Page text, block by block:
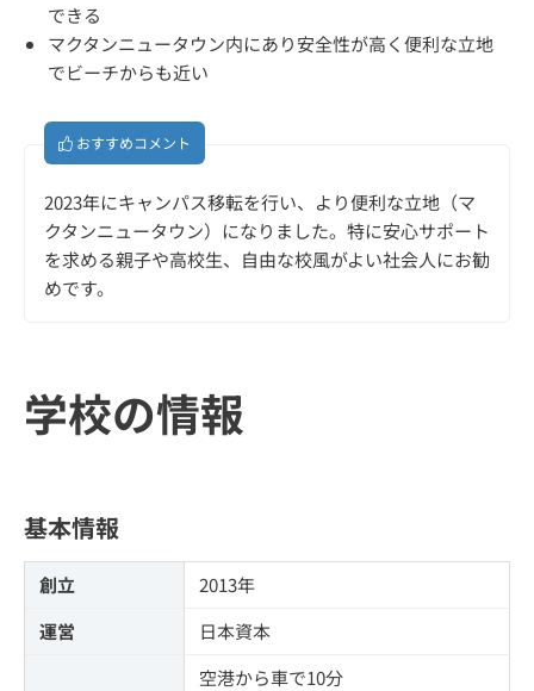
できる
マクタンニュータウン内にあり安全性が高く便利な立地
でビーチからも近い
おすすめコメント
2023年にキャンパス移転を行い、より便利な立地（マ
クタンニュータウン）になりました。特に安心サポート
を求める親子や高校生、自由な校風がよい社会人にお勧
めです。
学校の情報
基本情報
創立
2013年
運営
日本資本
空港から車で10分